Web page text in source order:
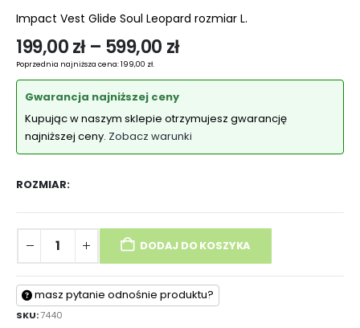
Impact Vest Glide Soul Leopard rozmiar L.
199,00zł – 599,00 zł
Poprzednia najniższa cena:199,00 zł.
Gwarancja najniższej ceny
Kupując w naszym sklepie otrzymujesz gwarancję
najniższej ceny. Zobacz warunki
ROZMIAR
DODAJ DO KOSZYKA
masz pytanie odnośnie produktu?
SKU:7440